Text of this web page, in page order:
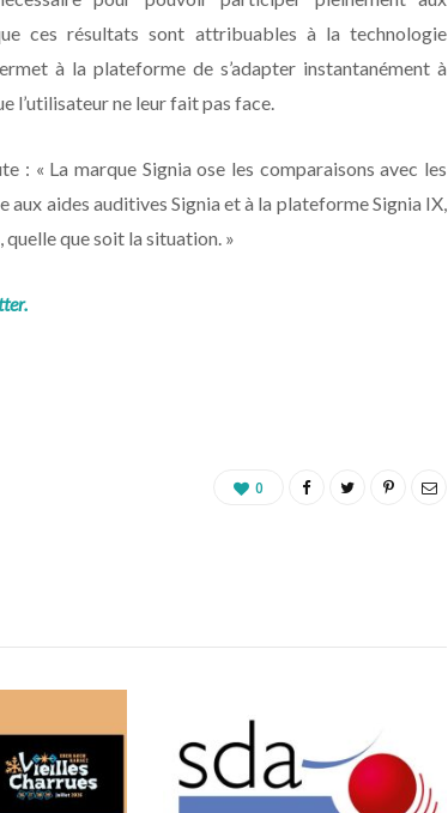
ces résultats sont attribuables à la technologie
à la plateforme de s’adapter instantanément à
l’utilisateur ne leur fait pas face.
: « La marque Signia ose les comparaisons avec les
aides auditives Signia et à la plateforme Signia IX,
que soit la situation. »
0